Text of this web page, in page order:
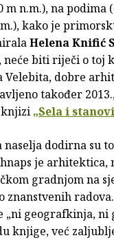
n.m.), na podima
kako je
Helena Knifić
neće biti riječi o toj
dobre
također
knjizi „Sela i
naselja dodirna su
je arhitektica,
gradnjom na
znanstvenih
„ni geografkinja, ni
knjige, već